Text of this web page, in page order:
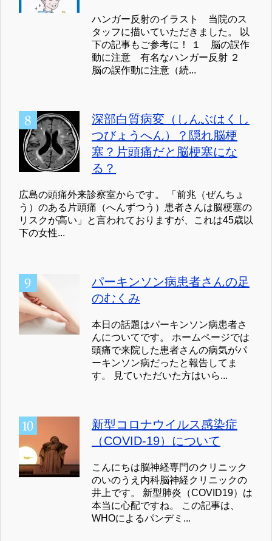
ハンガー反射のイラスト 当院のス
タッフに描いていただきました。 以
下の記事もご参考に！ １ 脳の誤作
動に注意 有名なハンガー反射 ２
脳の誤作動に注意（続...
深部白質病変（しんぶはくし
つびょうへん）？隠れ脳梗
塞？片頭痛だと脳梗塞にな
る？
広島の頭痛外来診察室からです。 「前兆（ぜんちょ
う）のある片頭痛（へんずつう）患者さんは脳梗塞の
リスクが高い」と言われておりますが、これは45歳以
下の女性...
パーキンソン病患者さんの足
のむくみ
本日の話題はパーキンソン病患者さ
んについてです。 ホームページでは
頭痛で来院した患者さんの病気がパ
ーキンソン病だったと報告してま
す。 見ていただいた方はいら...
新型コロナウイルス感染症
（COVID-19）について
こんにちは脳神経専門のクリニック
のいのうえ内科脳神経クリニックの
井上です。 新型肺炎（COVID19）は
本当に心配ですね。 この記事は、
WHOによるパンデミ...